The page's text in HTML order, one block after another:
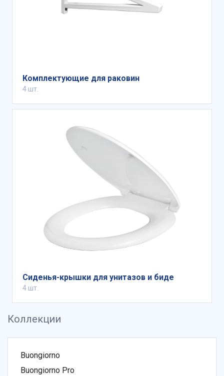
Комплектующие для раковин
4 шт.
Сиденья-крышки для унитазов и биде
4 шт.
Коллекции
Buongiorno
Buongiorno Pro